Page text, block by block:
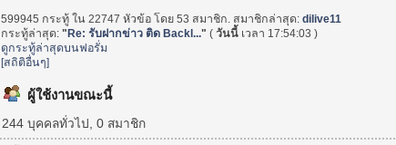
599945 กระทู้ ใน 22747 หัวข้อ โดย 53 สมาชิก. สมาชิกล่าสุด:dilive11
กระทู้ล่าสุด:"Re: รับฝากข่าว ติด Backl..." (วันนี้ เวลา 17:54:03 )
ดูกระทู้ล่าสุดบนฟอรั่ม
[สถิติอื่นๆ]
ผู้ใช้งานขณะนี้
244 บุคคลทั่วไป, 0 สมาชิก